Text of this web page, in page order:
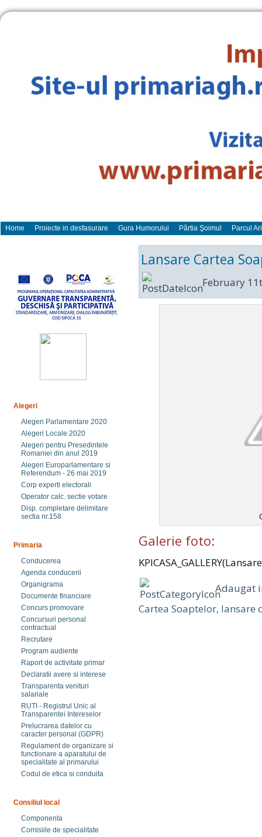
Home Proiecte in desfasurare Gura Humorului Pârtia Şoimul Parcul
Alegeri
Alegeri Parlamentare 2020
Alegeri Locale 2020
Alegeri pentru Presedintele
Romaniei din anul 2019
Alegeri Europarlamentare si
Referendum - 26 mai 2019
Corp experti electorali
Operator calc. sectie votare
Disp. completare delimitare
sectia nr.158
Primaria
Conducerea
Agenda conducerii
Organigrama
Documente financiare
Concurs promovare
Concursuri personal
contractual
Recrutare
Program audiente
Raport de activitate primar
Declaratii avere si interese
Transparenta venituri
salariale
RUTI - Registrul Unic al
Transparentei Intereselor
Prelucrarea datelor cu
caracter personal (GDPR)
Regulament de organizare si
functionare a aparatului de
specialitate al primarului
Codul de etica si conduita
Consiliul local
Componenta
Comisiile de specialitate
Lansare Cartea
February
Galerie foto:
Adaugat
Cartea Soaptelor, lansare